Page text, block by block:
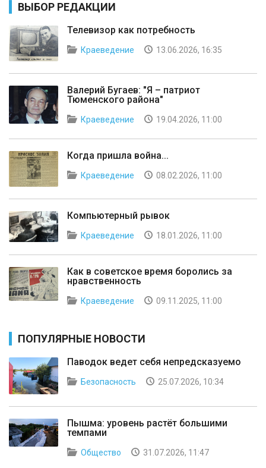
ВЫБОР РЕДАКЦИИ
Телевизор как потребность
Краеведение 13.06.2026, 16:35
Валерий Бугаев: "Я – патриот
Тюменского района"
Краеведение 19.04.2026, 11:00
Когда пришла война...
Краеведение 08.02.2026, 11:00
Компьютерный рывок
Краеведение 18.01.2026, 11:00
Как в советское время боролись за
нравственность
Краеведение 09.11.2025, 11:00
ПОПУЛЯРНЫЕ НОВОСТИ
Паводок ведет себя непредсказуемо
Безопасность 25.07.2026, 10:34
Пышма: уровень растёт большими
темпами
Общество 31.07.2026, 11:47